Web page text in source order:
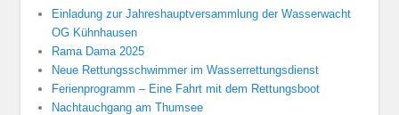
Einladung zur Jahreshauptversammlung der Wasserwacht
OG Kühnhausen
Rama Dama 2025
Neue Rettungsschwimmer im Wasserrettungsdienst
Ferienprogramm – Eine Fahrt mit dem Rettungsboot
Nachtauchgang am Thumsee